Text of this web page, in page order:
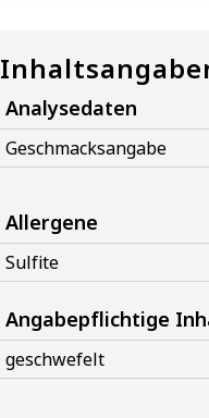
Analysedaten
Geschmacksangabe
Allergene
Sulfite
Angabepflichtige
geschwefelt